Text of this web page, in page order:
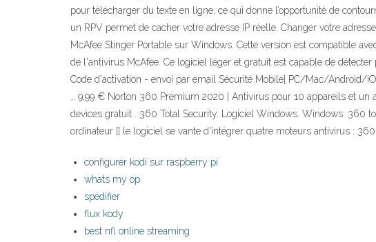
pour télécharger du texte en ligne, ce qui donne l’opportunité de
un RPV permet de cacher votre adresse IP réelle. Changer votre
McAfee Stinger Portable sur Windows. Cette version est compatible
de l'antivirus McAfee. Ce logiciel léger et gratuit est capable de
Code d'activation - envoi par email Sécurité Mobile| PC/Mac/Android/
… 9,99 € Norton 360 Premium 2020 | Antivirus pour 10 appareils et
devices gratuit . 360 Total Security. Logiciel Windows. Windows. 360
ordinateur [] le logiciel se vante d'intégrer quatre moteurs antivirus :
configurer kodi sur raspberry pi
whats my op
spédifier
flux kody
best nfl online streaming